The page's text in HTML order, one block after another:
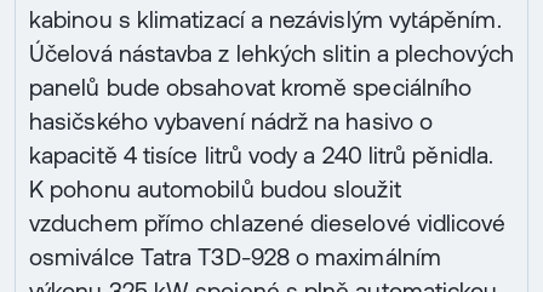
kabinou s klimatizací a nezávislým vytápěním.
Účelová nástavba z lehkých slitin a plechových
panelů bude obsahovat kromě speciálního
hasičského vybavení nádrž na hasivo o
kapacitě 4 tisíce litrů vody a 240 litrů pěnidla.
K pohonu automobilů budou sloužit
vzduchem přímo chlazené dieselové vidlicové
osmiválce Tatra T3D-928 o maximálním